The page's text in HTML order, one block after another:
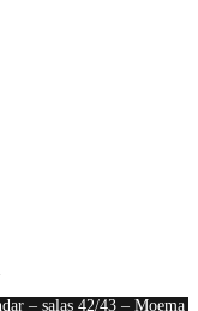
– salas 42/43 – Moema